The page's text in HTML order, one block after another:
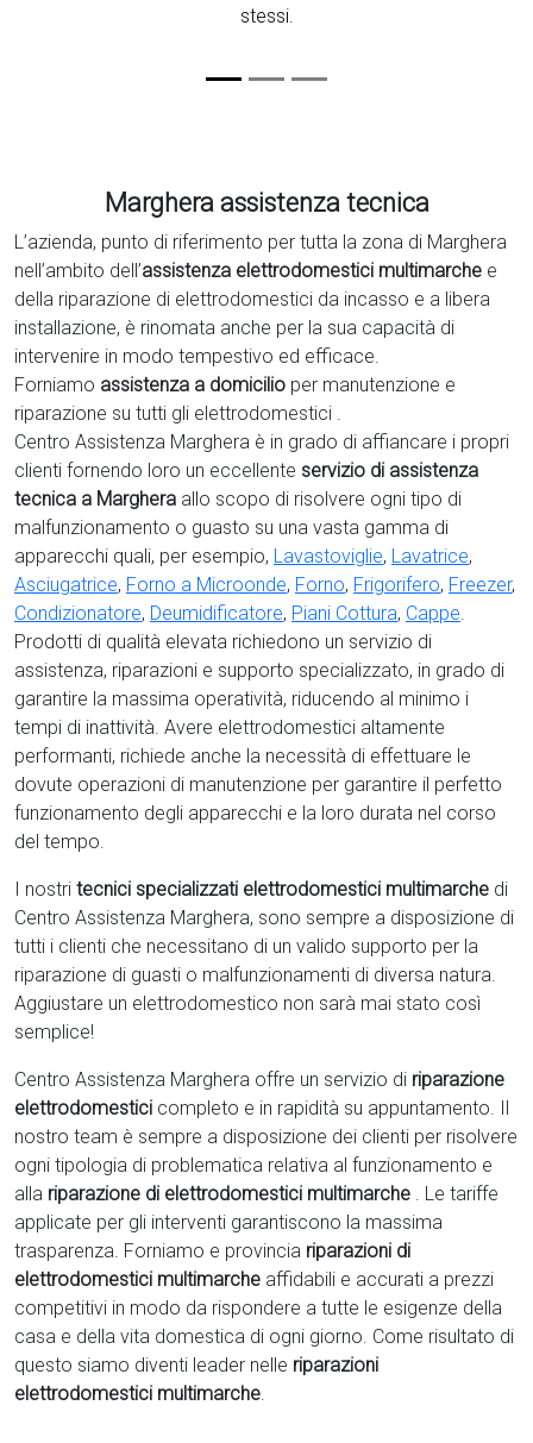
stessi.
Marghera assistenza tecnica
L’azienda, punto di riferimento per tutta la zona di Marghera
nell’ambito dell’assistenza elettrodomestici multimarche e
della riparazione di elettrodomestici da incasso e a libera
installazione, è rinomata anche per la sua capacità di
intervenire in modo tempestivo ed efficace.
Forniamo assistenza a domicilio per manutenzione e
riparazione su tutti gli elettrodomestici .
Centro Assistenza Marghera è in grado di affiancare i propri
clienti fornendo loro un eccellente servizio di assistenza
tecnica a Marghera allo scopo di risolvere ogni tipo di
malfunzionamento o guasto su una vasta gamma di
apparecchi quali, per esempio, Lavastoviglie, Lavatrice,
Asciugatrice, Forno a Microonde, Forno, Frigorifero, Freezer,
Condizionatore, Deumidificatore, Piani Cottura, Cappe.
Prodotti di qualità elevata richiedono un servizio di
assistenza, riparazioni e supporto specializzato, in grado di
garantire la massima operatività, riducendo al minimo i
tempi di inattività. Avere elettrodomestici altamente
performanti, richiede anche la necessità di effettuare le
dovute operazioni di manutenzione per garantire il perfetto
funzionamento degli apparecchi e la loro durata nel corso
del tempo.
I nostri tecnici specializzati elettrodomestici multimarche di
Centro Assistenza Marghera, sono sempre a disposizione di
tutti i clienti che necessitano di un valido supporto per la
riparazione di guasti o malfunzionamenti di diversa natura.
Aggiustare un elettrodomestico non sarà mai stato così
semplice!
Centro Assistenza Marghera offre un servizio di riparazione
elettrodomestici completo e in rapidità su appuntamento. Il
nostro team è sempre a disposizione dei clienti per risolvere
ogni tipologia di problematica relativa al funzionamento e
alla riparazione di elettrodomestici multimarche . Le tariffe
applicate per gli interventi garantiscono la massima
trasparenza. Forniamo e provincia riparazioni di
elettrodomestici multimarche affidabili e accurati a prezzi
competitivi in modo da rispondere a tutte le esigenze della
casa e della vita domestica di ogni giorno. Come risultato di
questo siamo diventi leader nelle riparazioni
elettrodomestici multimarche.